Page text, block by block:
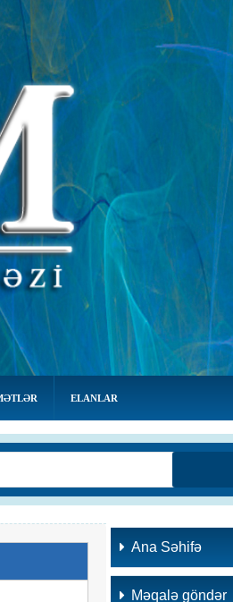
ELANLAR
Ana Səhifə
Məqalə göndər